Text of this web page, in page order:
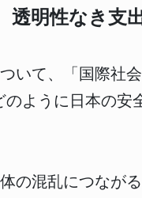
明性なき支
いて、「国際社
ように日本の安
の混乱につな